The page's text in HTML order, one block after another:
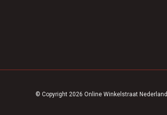
© Copyright 2026 Online Winkelstraat Nederland